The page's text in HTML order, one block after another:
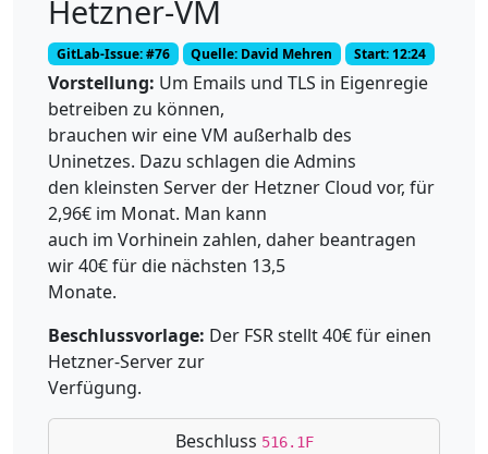
Hetzner-VM
GitLab-Issue: #76 Quelle: David Mehren Start: 12:24
Vorstellung: Um Emails und TLS in Eigenregie
betreiben zu können,
brauchen wir eine VM außerhalb des
Uninetzes. Dazu schlagen die Admins
den kleinsten Server der Hetzner Cloud vor, für
2,96€ im Monat. Man kann
auch im Vorhinein zahlen, daher beantragen
wir 40€ für die nächsten 13,5
Monate.
Beschlussvorlage: Der FSR stellt 40€ für einen
Hetzner-Server zur
Verfügung.
Beschluss 516.1F